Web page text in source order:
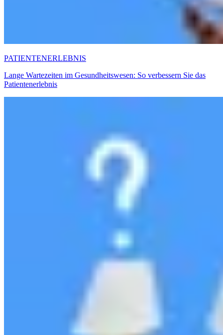
PATIENTENERLEBNIS
Lange Wartezeiten im Gesundheitswesen: So verbessern Sie das
Patientenerlebnis